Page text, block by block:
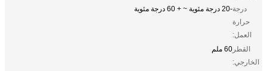
درجة
حرارة
العمل:
-20 درجة مئوية ~ + 60 درجة مئوية
القطر
الخارجي:
60 ملم